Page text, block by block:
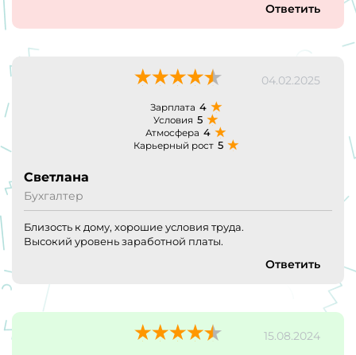
Ответить
04.02.2025
Зарплата 4
Условия 5
Атмосфера 4
Карьерный рост 5
Светлана
Бухгалтер
Близость к дому, хорошие условия труда.
Высокий уровень заработной платы.
Ответить
15.08.2024